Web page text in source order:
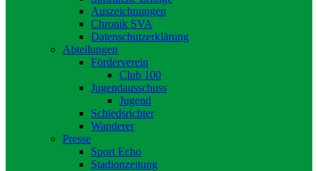
Auszeichnungen
Chronik SVA
Datenschutzerklärung
Abteilungen
Förderverein
Club 100
Jugendausschuss
Jugend
Schiedsrichter
Wanderer
Presse
Sport Echo
Stadionzeitung